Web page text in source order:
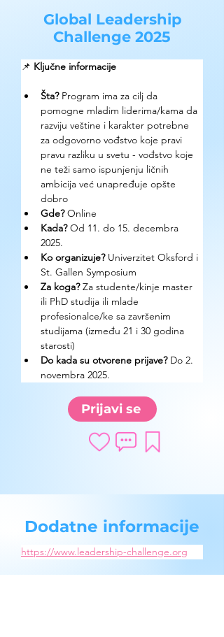
Global Leadership
Challenge 2025
📌 Ključne informacije
Šta? Program ima za cilj da
pomogne mladim liderima/kama da
razviju veštine i karakter potrebne
za odgovorno vođstvo koje pravi
pravu razliku u svetu - vođstvo koje
ne teži samo ispunjenju ličnih
ambicija već unapređuje opšte
dobro
Gde? Online
Kada? Od 11. do 15. decembra
2025.
Ko organizuje? Univerzitet Oksford i
St. Gallen Symposium
Za koga? Za studente/kinje master
ili PhD studija ili mlade
profesionalce/ke sa završenim
studijama (između 21 i 30 godina
starosti)
Do kada su otvorene prijave? Do 2.
novembra 2025.
Prijavi se
Dodatne informacije
https://www.leadership-challenge.org